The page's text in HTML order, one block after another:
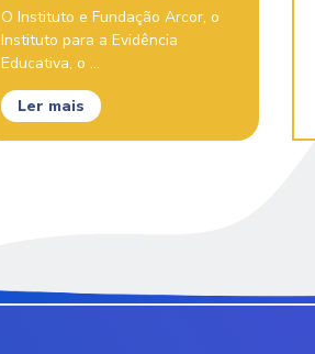
O Instituto e Fundação Arcor, o
Instituto para a Evidência
Educativa, o ...
Ler mais